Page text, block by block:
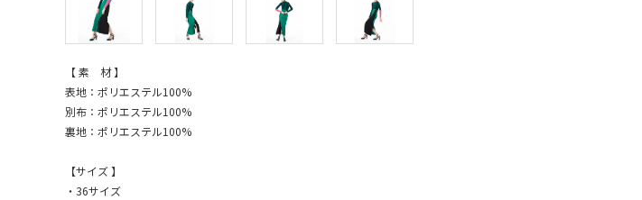
【 素 材 】
表地：ポリエステル100%
別布：ポリエステル100%
裏地：ポリエステル100%
【サイズ 】
・36サイズ